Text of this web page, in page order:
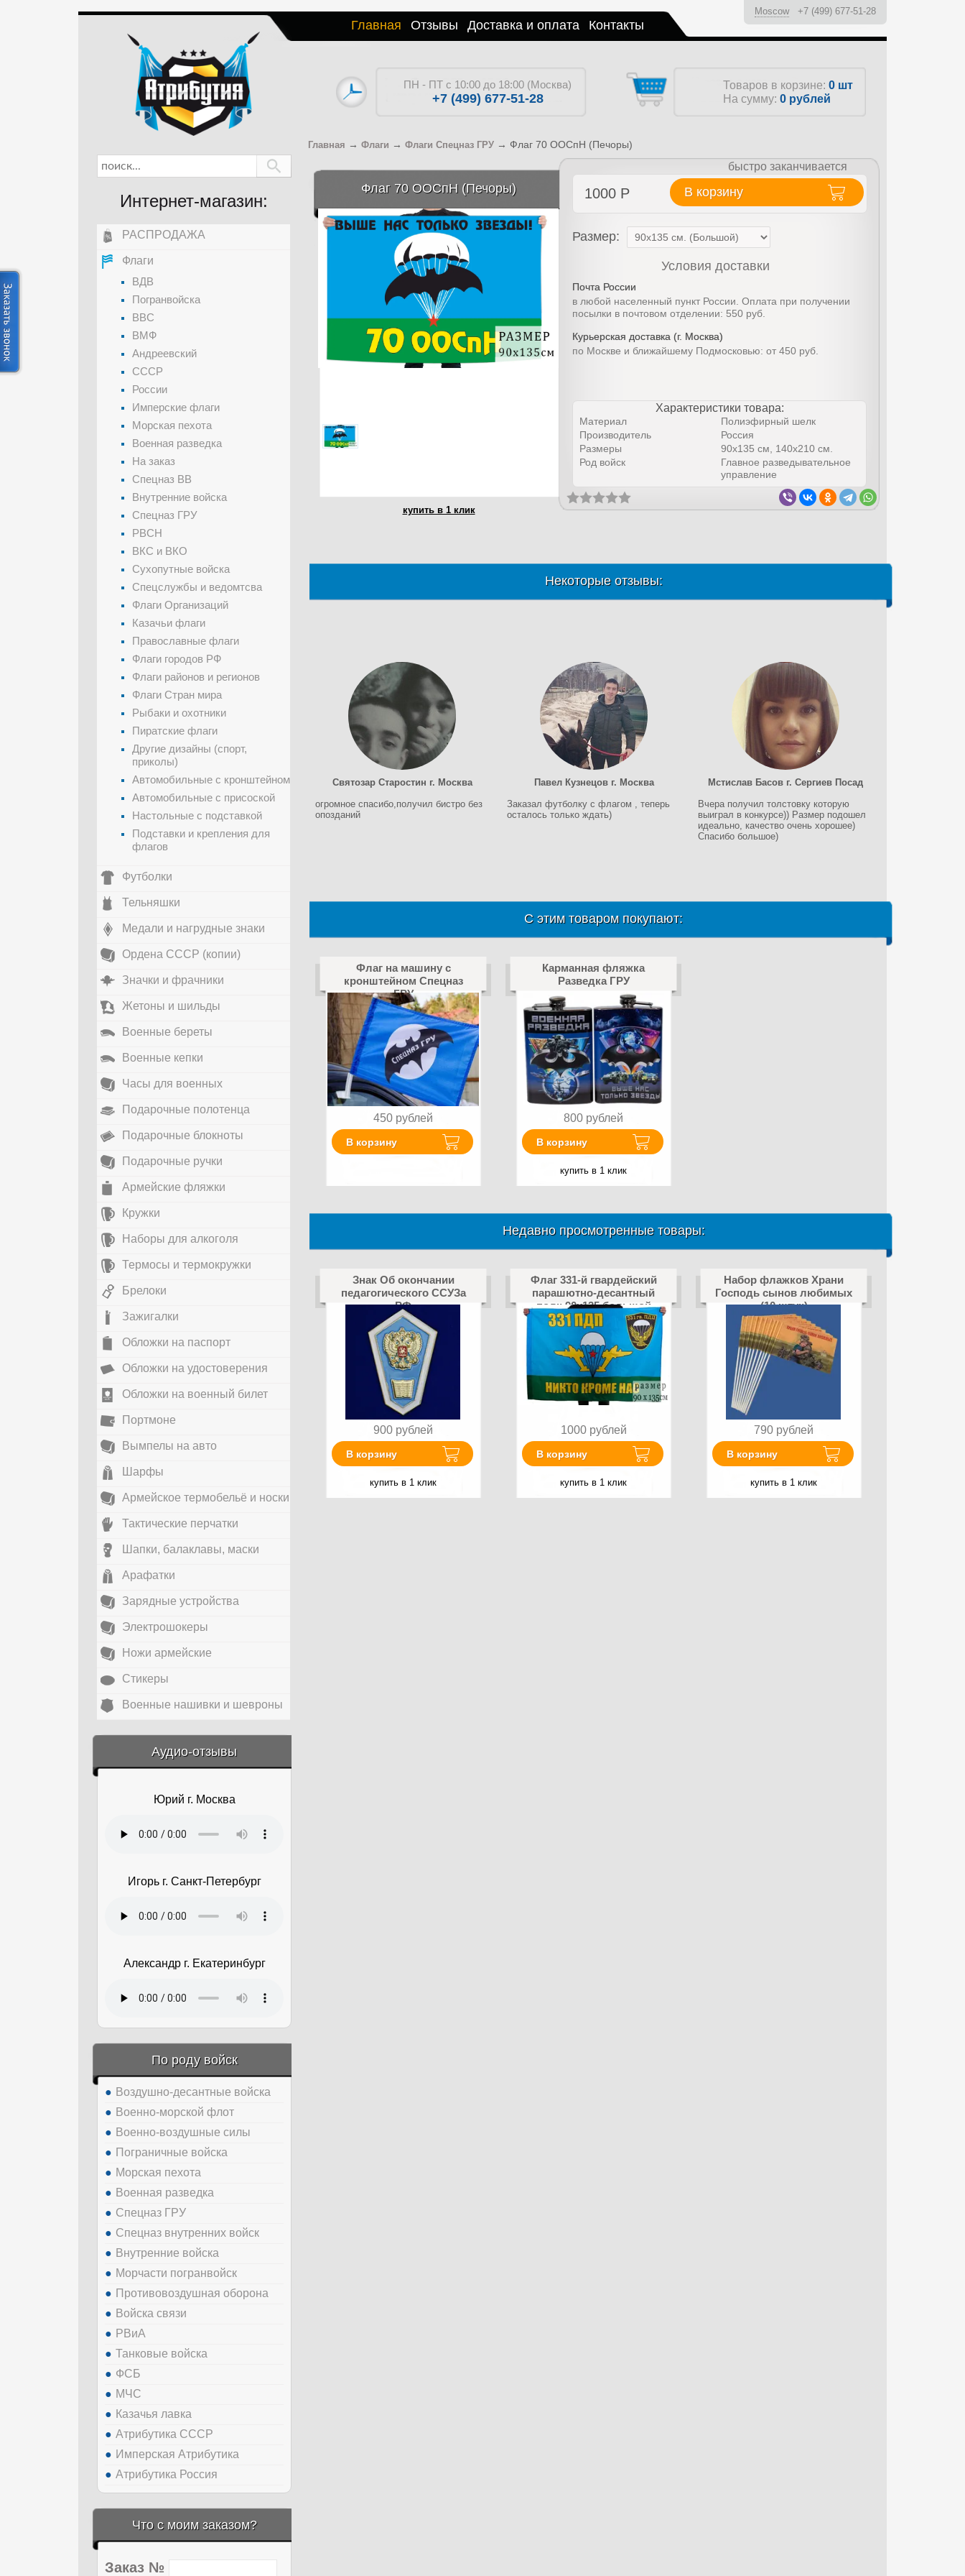
Главная Отзывы Доставка и оплата Контакты
Moscow +7 (499) 677-51-28
ПН - ПТ с 10:00 до 18:00 (Москва)
+7 (499) 677-51-28
Товаров в корзине: 0 шт
На сумму: 0 рублей
Главная → Флаги → Флаги Спецназ ГРУ → Флаг 70 ООСпН (Печоры)
Флаг 70 ООСпН (Печоры)
быстро заканчивается
1000 Р В корзину
купить в 1 клик
Размер:
Условия доставки
Почта России
в любой населенный пункт России. Оплата при получении
посылки в почтовом отделении: 550 руб.
Курьерская доставка (г. Москва)
по Москве и ближайшему Подмосковью: от 450 руб.
Характеристики товара:
Материал
Полиэфирный шелк
Производитель
Россия
Размеры
90х135 см, 140х210 см.
Род войск
Главное разведывательное
управление
Некоторые отзывы:
Святозар Старостин г. Москва
огромное спасибо,получил бистро без
опозданий
Павел Кузнецов г. Москва
Заказал футболку с флагом , теперь
осталось только ждать)
Мстислав Басов г. Сергиев Посад
Вчера получил толстовку которую
выиграл в конкурсе)) Размер подошел
идеально, качество очень хорошее)
Спасибо большое)
С этим товаром покупают:
Флаг на машину с
кронштейном Спецназ
ГРУ
450 рублей
В корзину
Карманная фляжка
Разведка ГРУ
800 рублей
В корзину
купить в 1 клик
Недавно просмотренные товары:
Знак Об окончании
педагогического ССУЗа
РФ
900 рублей
В корзину
купить в 1 клик
Флаг 331-й гвардейский
парашютно-десантный
полк 90x135 большой
1000 рублей
В корзину
купить в 1 клик
Набор флажков Храни
Господь сынов любимых
(10 штук)
790 рублей
В корзину
купить в 1 клик
Интернет-магазин:
РАСПРОДАЖА
Флаги
ВДВ
Погранвойска
ВВС
ВМФ
Андреевский
СССР
России
Имперские флаги
Морская пехота
Военная разведка
На заказ
Спецназ ВВ
Внутренние войска
Спецназ ГРУ
РВСН
ВКС и ВКО
Сухопутные войска
Спецслужбы и ведомтсва
Флаги Организаций
Казачьи флаги
Православные флаги
Флаги городов РФ
Флаги районов и регионов
Флаги Стран мира
Рыбаки и охотники
Пиратские флаги
Другие дизайны (спорт,
приколы)
Автомобильные с кронштейном
Автомобильные с присоской
Настольные с подставкой
Подставки и крепления для
флагов
Футболки
Тельняшки
Медали и нагрудные знаки
Ордена СССР (копии)
Значки и фрачники
Жетоны и шильды
Военные береты
Военные кепки
Часы для военных
Подарочные полотенца
Подарочные блокноты
Подарочные ручки
Армейские фляжки
Кружки
Наборы для алкоголя
Термосы и термокружки
Брелоки
Зажигалки
Обложки на паспорт
Обложки на удостоверения
Обложки на военный билет
Портмоне
Вымпелы на авто
Шарфы
Армейское термобельё и носки
Тактические перчатки
Шапки, балаклавы, маски
Арафатки
Зарядные устройства
Электрошокеры
Ножи армейские
Стикеры
Военные нашивки и шевроны
Аудио-отзывы
&amp;nbsp;
Юрий г. Москва
Игорь г. Санкт-Петербург
Александр г. Екатеринбург
По роду войск
Воздушно-десантные войска
Военно-морской флот
Военно-воздушные силы
Пограничные войска
Морская пехота
Военная разведка
Спецназ ГРУ
Спецназ внутренних войск
Внутренние войска
Морчасти погранвойск
Противовоздушная оборона
Войска связи
РВиА
Танковые войска
ФСБ
МЧС
Казачья лавка
Атрибутика СССР
Имперская Атрибутика
Атрибутика Россия
Что с моим заказом?
Заказ №